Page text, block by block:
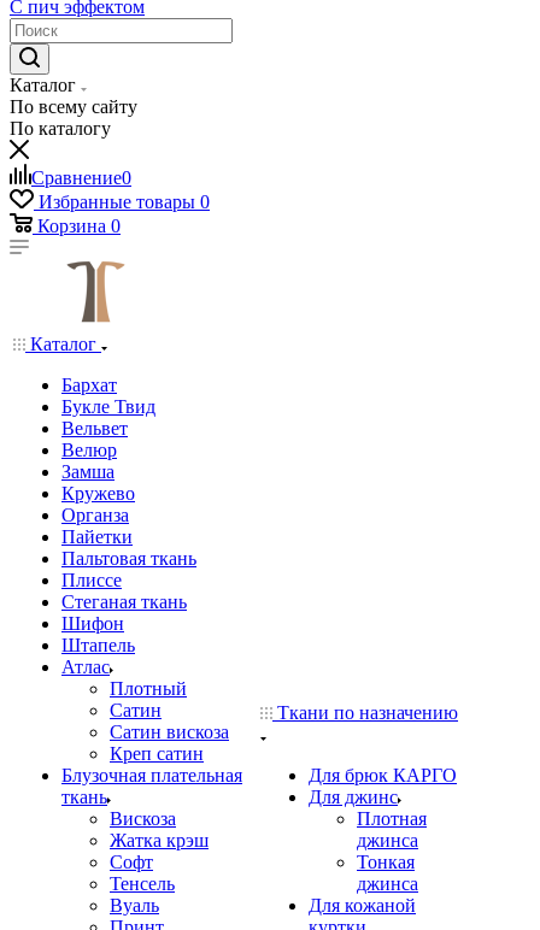
С пич эффектом
Каталог
По всему сайту
По каталогу
Сравнение0
Избранные товары 0
Корзина 0
Каталог
Бархат
Букле Твид
Вельвет
Велюр
Замша
Кружево
Органза
Пайетки
Пальтовая ткань
Плиссе
Стеганая ткань
Шифон
Штапель
Атлас
Плотный
Сатин
Сатин вискоза
Креп сатин
Блузочная плательная
ткань
Вискоза
Жатка крэш
Софт
Тенсель
Вуаль
Ткани по назначению
Для брюк КАРГО
Для джинс
Плотная
джинса
Тонкая
джинса
Для кожаной